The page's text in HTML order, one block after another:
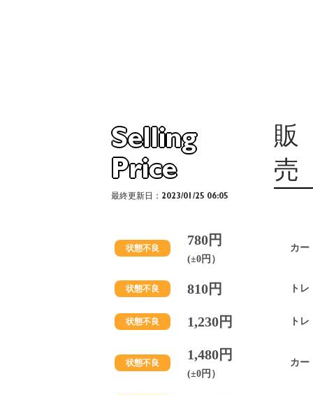
Selling
Price
販
売
最終更新日：2023/01/25 06:05
状態不良
780円
(±0円）
カー
状態不良 810円 ト
状態不良 1,230円 ト
状態不良
1,480円
(±0円）
カー